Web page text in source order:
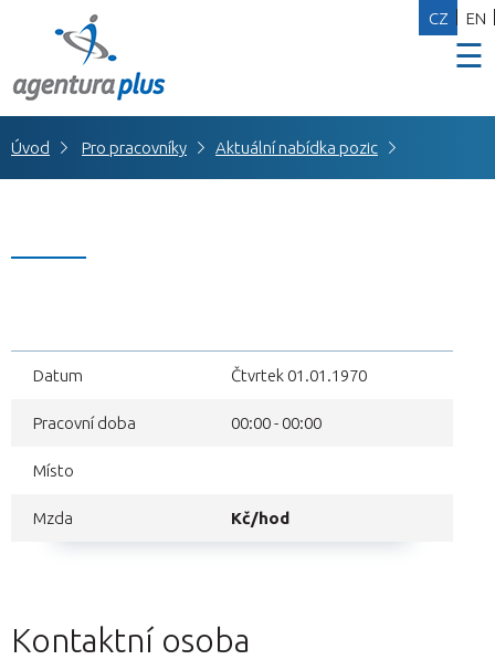
☰
CZ EN
Úvod Pro pracovníky Aktuální nabídka pozic
Datum Čtvrtek 01.01.1970
Pracovní doba 00:00 - 00:00
Místo
Mzda Kč/hod
Kontaktní osoba